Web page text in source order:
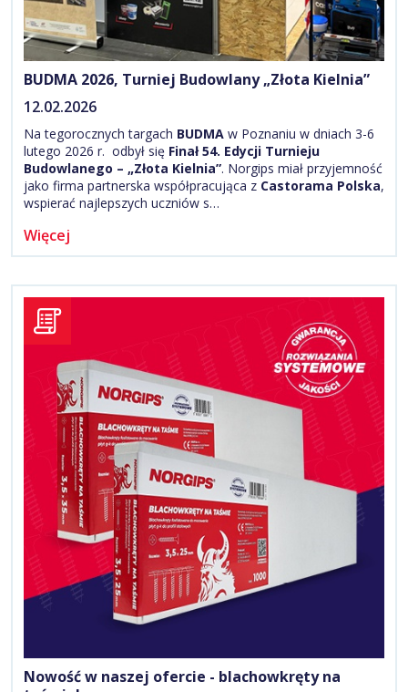
BUDMA 2026, Turniej Budowlany „Złota Kielnia”
12.02.2026
Na tegorocznych targach BUDMA w Poznaniu w dniach 3-6
lutego 2026 r. odbył się Finał 54. Edycji Turnieju
Budowlanego – „Złota Kielnia”. Norgips miał przyjemność
jako firma partnerska współpracująca z Castorama Polska,
wspierać najlepszych uczniów s…
Więcej
Nowość w naszej ofercie - blachowkręty na